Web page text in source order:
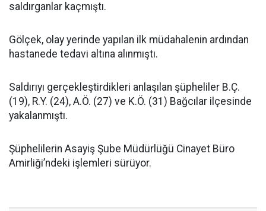
saldırganlar kaçmıştı.
Gölçek, olay yerinde yapılan ilk müdahalenin ardından
hastanede tedavi altına alınmıştı.
Saldırıyı gerçekleştirdikleri anlaşılan şüpheliler B.Ç.
(19), R.Y. (24), A.Ö. (27) ve K.Ö. (31) Bağcılar ilçesinde
yakalanmıştı.
Şüphelilerin Asayiş Şube Müdürlüğü Cinayet Büro
Amirliği’ndeki işlemleri sürüyor.